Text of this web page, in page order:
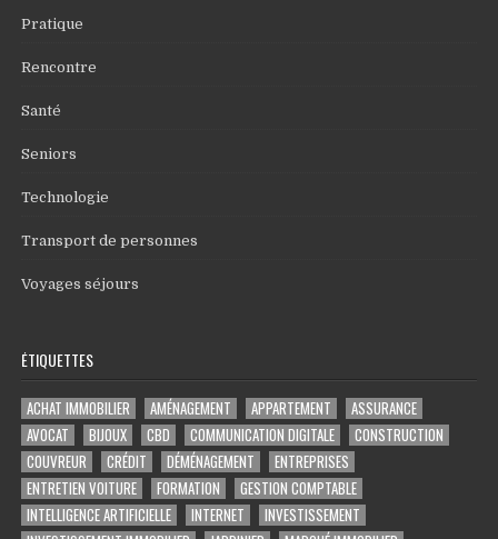
Pratique
Rencontre
Santé
Seniors
Technologie
Transport de personnes
Voyages séjours
ÉTIQUETTES
ACHAT IMMOBILIER AMÉNAGEMENT APPARTEMENT
ASSURANCE
AVOCAT
BIJOUX CBD COMMUNICATION DIGITALE
CONSTRUCTION
COUVREUR
CRÉDIT DÉMÉNAGEMENT
ENTREPRISES
ENTRETIEN VOITURE
FORMATION
GESTION COMPTABLE
INTELLIGENCE ARTIFICIELLE
INTERNET
INVESTISSEMENT